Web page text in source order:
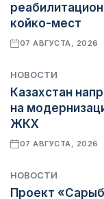
койко-мест
07 АВГУСТА, 2026
НОВОСТИ
Казахстан
на
ЖКХ
07 АВГУСТА, 2026
НОВОСТИ
Проект